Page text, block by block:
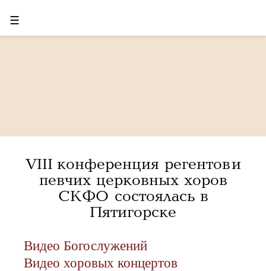
☰
VIII конференция регентов и
певчих церковных хоров
СКФО состоялась в
Пятигорске
Видео Богослужений
Видео хоровых концертов